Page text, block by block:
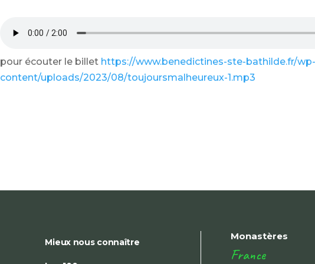
pour écouter le billet https://www.benedictines-ste-bathilde.fr/wp-
content/uploads/2023/08/toujoursmalheureux-1.mp3
Mieux nous connaître
Monastères
France